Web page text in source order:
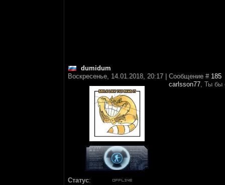
dumidum
Воскресенье, 14.01.2018, 20:17 | Сообщение # 185
Статус:
carlsson77, Ты бы